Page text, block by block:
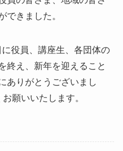
できました。
役員、講座生、各団体の
終え、新年を迎えること
ありがとうございまし
願いいたします。